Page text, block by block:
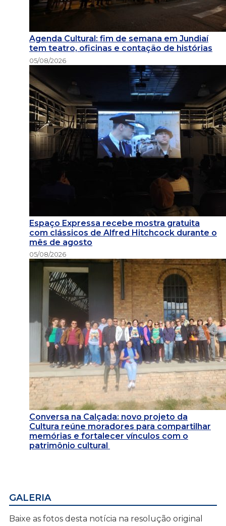
Agenda Cultural: fim de semana em Jundiaí
tem teatro, oficinas e contação de histórias
05/08/2026
Espaço Expressa recebe mostra gratuita
com clássicos de Alfred Hitchcock durante o
mês de agosto
05/08/2026
Conversa na Calçada: novo projeto da
Cultura reúne moradores para compartilhar
memórias e fortalecer vínculos com o
patrimônio cultural
GALERIA
Baixe as fotos desta notícia na resolução original